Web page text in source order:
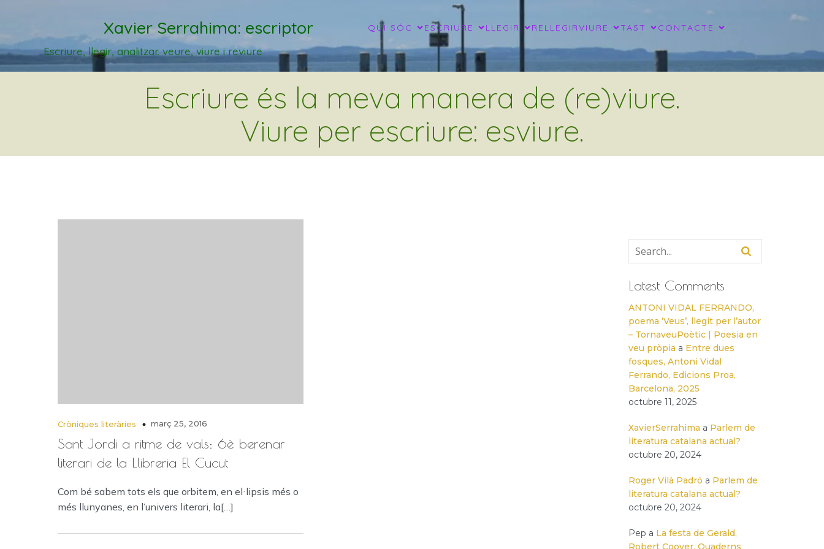
Xavier Serrahima: escriptor QUI SÓC ESCRIURE LLEGIR RELLEGIRVIURE TAST CONTACTE
Escriure, llegir, analitzar. veure, viure i reviure
Escriure és la meva manera de (re)viure.
Viure per escriure: esviure.
Cròniques literàries març 25, 2016
Sant Jordi a ritme de vals: 6è berenar
literari de la Llibreria El Cucut
Com bé sabem tots els que orbitem, en el·lipsis més o
més llunyanes, en l’univers literari, la[…]
Latest Comments
ANTONI VIDAL FERRANDO,
poema ‘Veus’, llegit per l’autor
– TornaveuPoètic | Poesia en
veu pròpia a Entre dues
fosques, Antoni Vidal
Ferrando, Edicions Proa,
Barcelona, 2025
octubre 11, 2025
XavierSerrahima a Parlem de
literatura catalana actual?
octubre 20, 2024
Roger Vilà Padró a Parlem de
literatura catalana actual?
octubre 20, 2024
Pep a La festa de Gerald,
Robert Coover, Quaderns